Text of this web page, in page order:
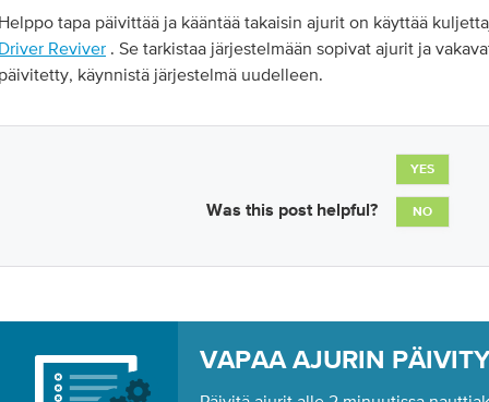
tapa päivittää ja kääntää takaisin ajurit on käyttää
Reviver . Se tarkistaa järjestelmään sopivat ajurit ja
käynnistä järjestelmä uudelleen.
Was this post helpful?
YES
NO
VAPAA AJURIN